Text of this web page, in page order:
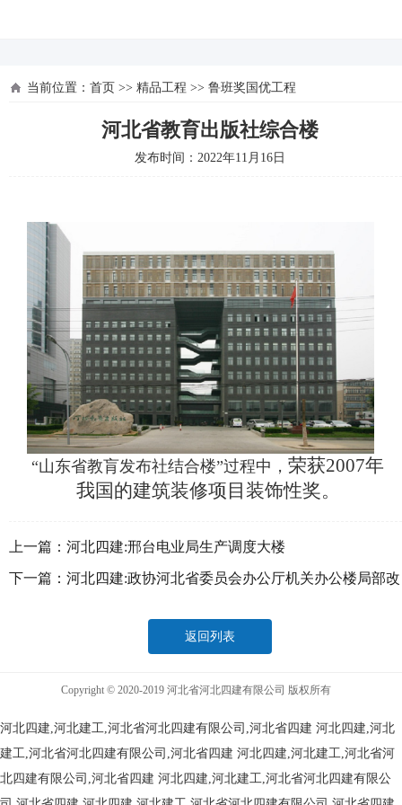
当前位置： 首页 >> 精品工程 >> 鲁班奖国优工程
河北省教育出版社综合楼
发布时间：2022年11月16日
“山东省教肓发布社结合楼”过程中，荣获2007年
我国的建筑装修项目装饰性奖。
上一篇： 河北四建:邢台电业局生产调度大楼
下一篇： 河北四建:政协河北省委员会办公厅机关办公楼局部改
返回列表
Copyright © 2020-2019 河北省河北四建有限公司 版权所有
河北四建,河北建工,河北省河北四建有限公司,河北省四建 河北四建,河北
建工,河北省河北四建有限公司,河北省四建 河北四建,河北建工,河北省河
北四建有限公司,河北省四建 河北四建,河北建工,河北省河北四建有限公